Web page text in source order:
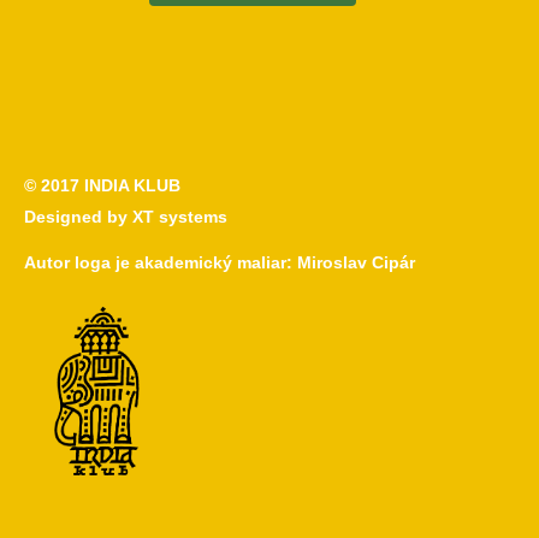
© 2017 INDIA KLUB
Designed by XT systems
Autor loga je akademický maliar: Miroslav Cipár